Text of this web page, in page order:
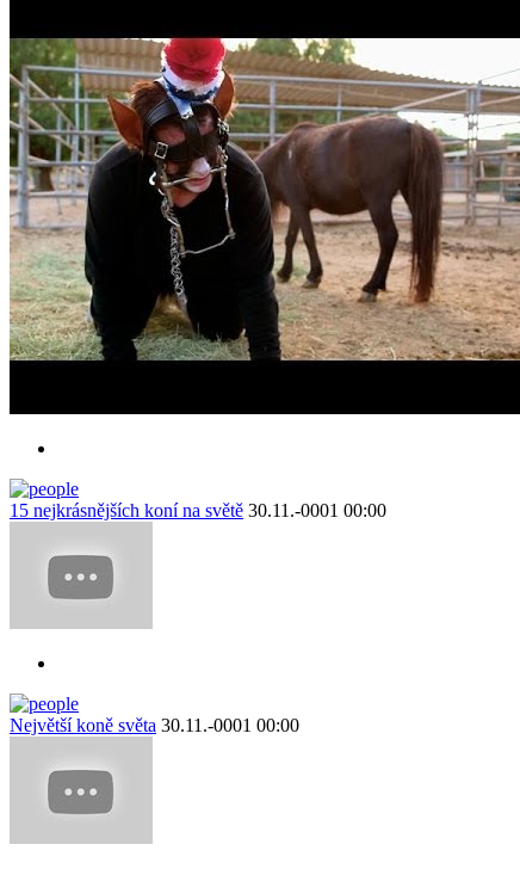
15 nejkrásnějších koní na světě 30.11.-0001 00:00
Největší koně světa 30.11.-0001 00:00